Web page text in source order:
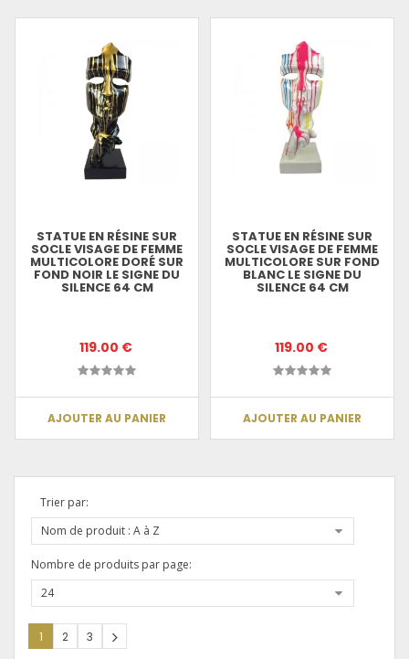
STATUE EN RÉSINE SUR
SOCLE VISAGE DE FEMME
MULTICOLORE DORÉ SUR
FOND NOIR LE SIGNE DU
SILENCE 64 CM
119.00 €
AJOUTER AU PANIER
STATUE EN RÉSINE SUR
SOCLE VISAGE DE FEMME
MULTICOLORE SUR FOND
BLANC LE SIGNE DU
SILENCE 64 CM
119.00 €
AJOUTER AU PANIER
Trier par:
Nom de produit : A à Z
Nombre de produits par page:
24
1 2 3